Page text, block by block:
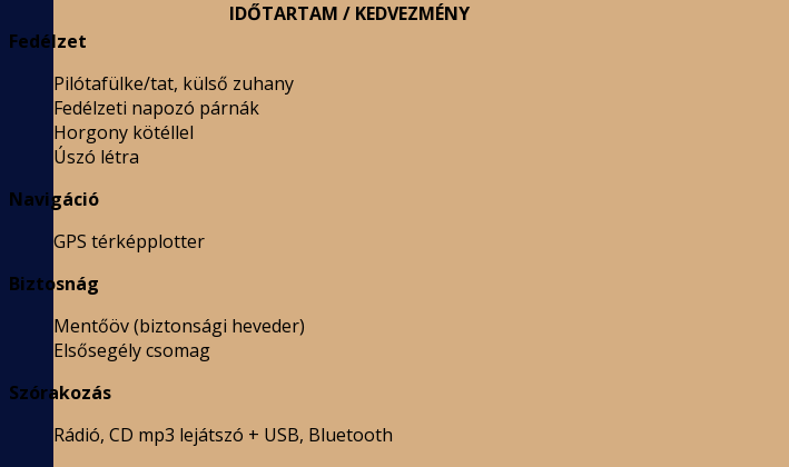
IDŐTARTAM / KEDVEZMÉNY
Fedélzet
Pilótafülke/tat, külső zuhany
Fedélzeti napozó párnák
Horgony kötéllel
Úszó létra
Navigáció
GPS térképplotter
Biztosnág
Mentőöv (biztonsági heveder)
Elsősegély csomag
Szórakozás
Rádió, CD mp3 lejátszó + USB, Bluetooth